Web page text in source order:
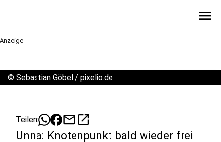
menu
Anzeige
© Sebastian Göbel / pixelio.de
Teilen: mailopen_in_new
Unna: Knotenpunkt bald wieder frei